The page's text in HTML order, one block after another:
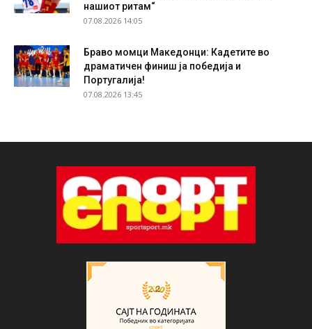
нашиот ритам“
07.08.2026 14:05
Браво момци Македонци: Кадетите во
драматичен финиш ја победија и
Португалија!
07.08.2026 13:45